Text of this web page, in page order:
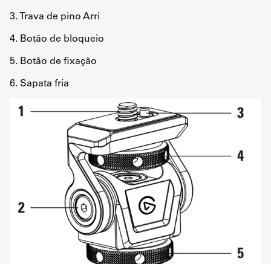
3. Trava de pino Arri
4. Botão de bloqueio
5. Botão de fixação
6. Sapata fria